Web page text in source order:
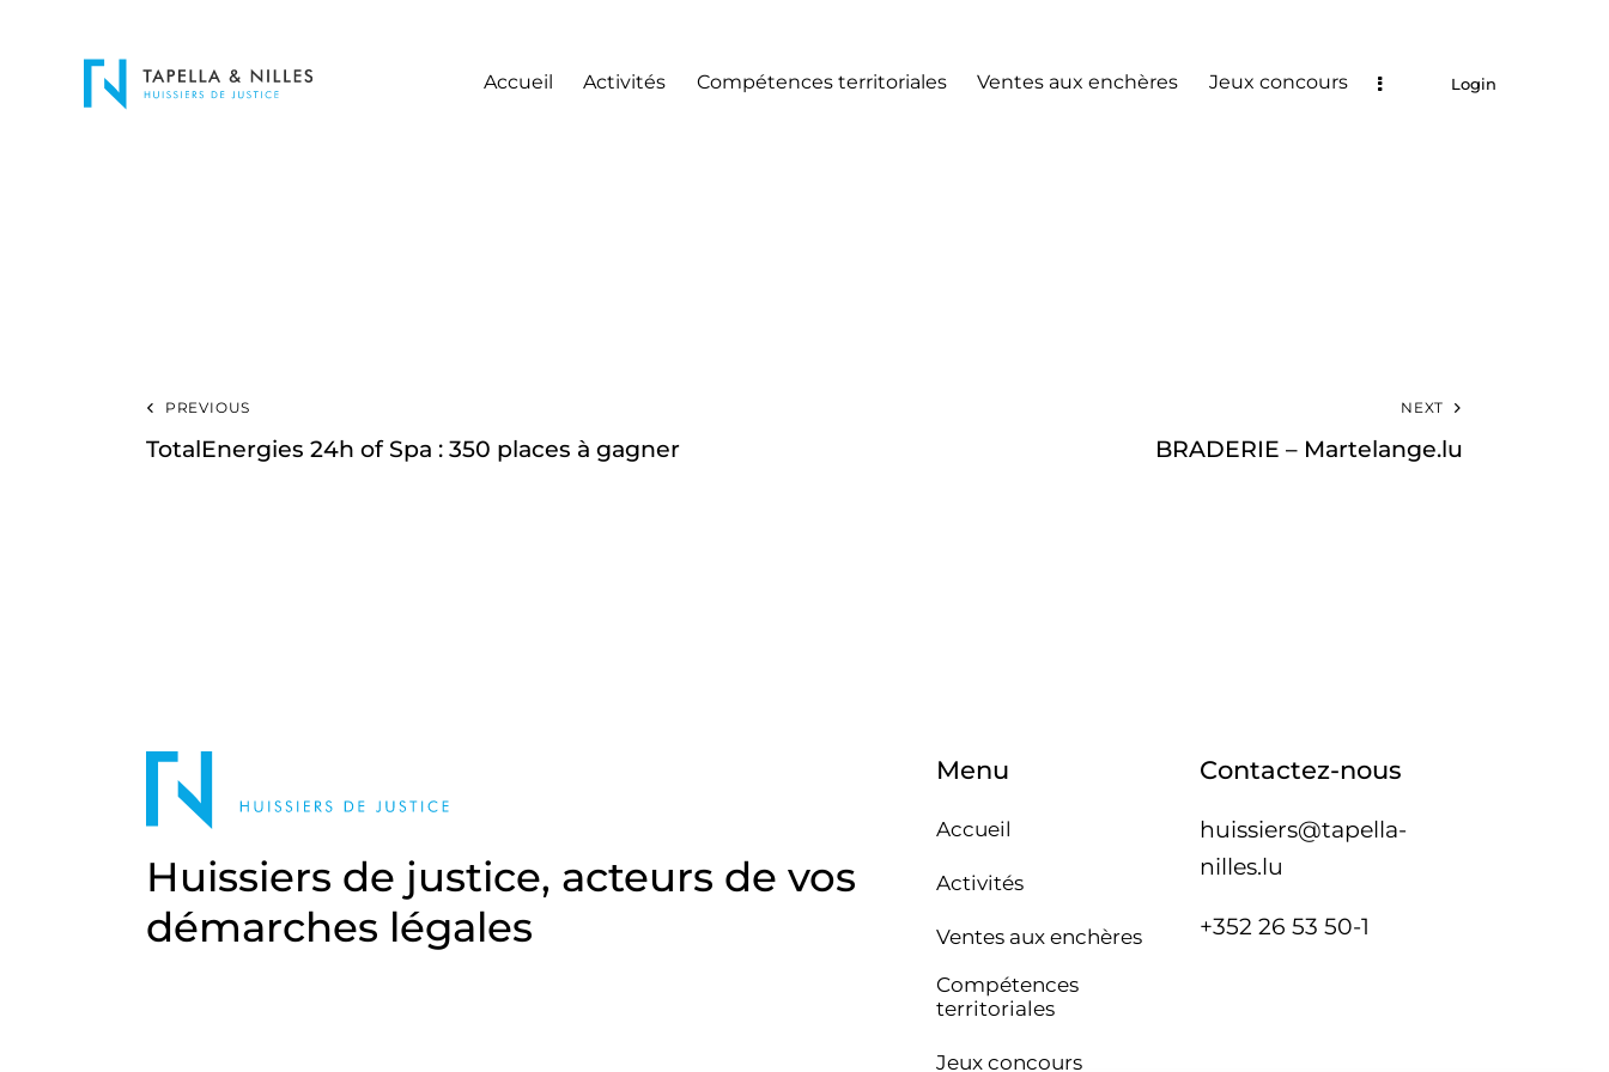
Accueil Activités Compétences territoriales Ventes aux enchères Jeux concours Login
PREVIOUS
TotalEnergies 24h of Spa : 350 places à gagner
NEXT
BRADERIE – Martelange.lu
Huissiers de justice, acteurs de vos
démarches légales
Menu
Accueil
Activités
Ventes aux enchères
Compétences
territoriales
Jeux concours
Contactez-nous
huissiers@tapella-
nilles.lu
+352 26 53 50-1